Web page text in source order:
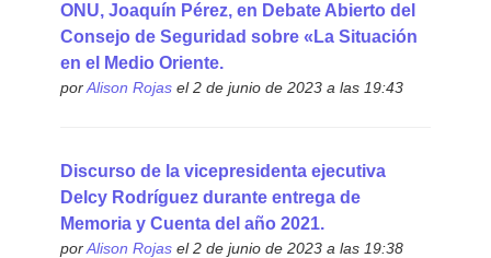
ONU, Joaquín Pérez, en Debate Abierto del
Consejo de Seguridad sobre «La Situación
en el Medio Oriente.
porAlison Rojasel 2 de junio de 2023 a las 19:43
Discurso de la vicepresidenta ejecutiva
Delcy Rodríguez durante entrega de
Memoria y Cuenta del año 2021.
porAlison Rojasel 2 de junio de 2023 a las 19:38